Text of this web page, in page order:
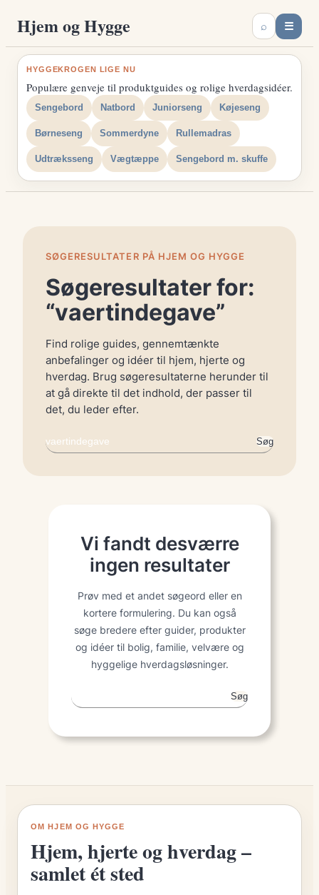
indhold
Hjem og Hygge ⌕ ☰
HYGGEKROGEN LIGE NU
Populære genveje til produktguides og rolige hverdagsidéer.
Sengebord Natbord Juniorseng Køjeseng
Børneseng Sommerdyne Rullemadras
Udtræksseng Vægtæppe Sengebord m. skuffe
SØGERESULTATER PÅ HJEM OG HYGGE
Søgeresultater for:
“vaertindegave”
Find rolige guides, gennemtænkte
anbefalinger og idéer til hjem, hjerte og
hverdag. Brug søgeresultaterne herunder til
at gå direkte til det indhold, der passer til
det, du leder efter.
Søg
igen
Søg
Vi fandt desværre
ingen resultater
Prøv med et andet søgeord eller en
kortere formulering. Du kan også
søge bredere efter guider, produkter
og idéer til bolig, familie, velvære og
hyggelige hverdagsløsninger.
på
Søg
OM HJEM OG HYGGE
Hjem, hjerte og hverdag –
samlet ét sted